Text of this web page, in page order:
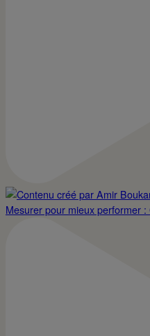
Mesurer pour mieux performer :